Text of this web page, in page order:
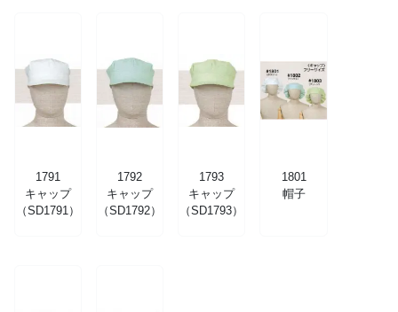
1791
キャップ
（SD1791）
1792
キャップ
（SD1792）
1793
キャップ
（SD1793）
1801
帽子